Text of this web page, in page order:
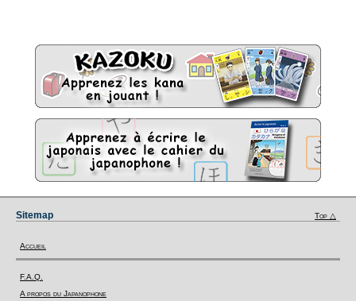
Sitemap Top △
Accueil
F.A.Q.
A propos du Japanophone